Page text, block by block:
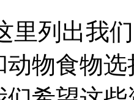
列出我们
动物食物